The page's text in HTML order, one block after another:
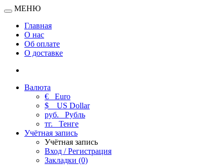
МЕНЮ
Главная
О нас
Об оплате
О доставке
Валюта
€ Euro
$
US Dollar
руб. Рубль
тг. Тенге
Учётная запись
Учётная запись
Вход / Регистрация
Закладки (0)